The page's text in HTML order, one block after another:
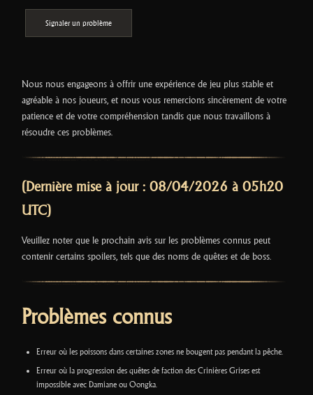
Signaler un problème
Nous nous engageons à offrir une expérience de jeu plus stable et
agréable à nos joueurs, et nous vous remercions sincèrement de votre
patience et de votre compréhension tandis que nous travaillons à
résoudre ces problèmes.
(Dernière mise à jour : 08/04/2026 à 05h20
UTC)
Veuillez noter que le prochain avis sur les problèmes connus peut
contenir certains spoilers, tels que des noms de quêtes et de boss.
Problèmes connus
Erreur où les poissons dans certaines zones ne bougent pas pendant la pêche.
Erreur où la progression des quêtes de faction des Crinières Grises est
impossible avec Damiane ou Oongka.